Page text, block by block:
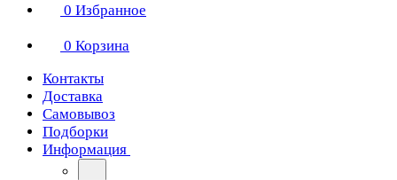
0 Избранное
0 Корзина
Контакты
Доставка
Самовывоз
Подборки
Информация